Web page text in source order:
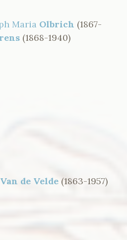
Maria Olbrich (1867-
(1868-1940)
de Velde (1863-1957)